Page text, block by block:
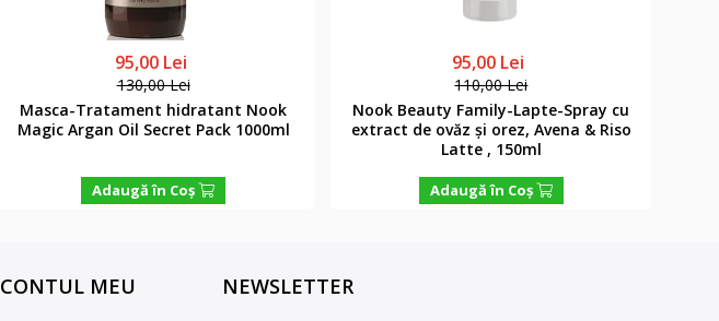
95,00 Lei
130,00 Lei
Masca-Tratament hidratant Nook
Magic Argan Oil Secret Pack 1000ml
Adaugă în Coş
95,00 Lei
110,00 Lei
Nook Beauty Family-Lapte-Spray cu
extract de ovăz și orez, Avena & Riso
Latte , 150ml
Adaugă în Coş
CONTUL MEU NEWSLETTER